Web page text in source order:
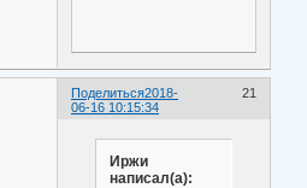
Поделиться 21
2018-
06-16 10:15:34
Иржи
написал(а):